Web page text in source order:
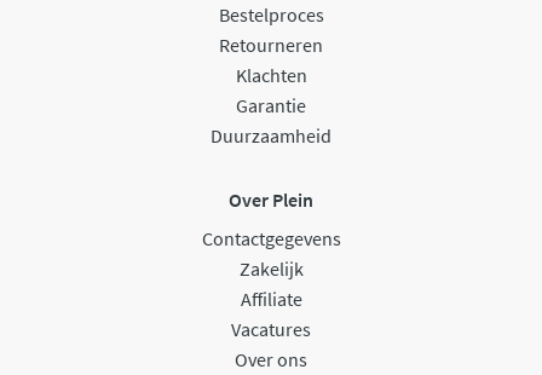
Bestelproces
Retourneren
Klachten
Garantie
Duurzaamheid
Over Plein
Contactgegevens
Zakelijk
Affiliate
Vacatures
Over ons